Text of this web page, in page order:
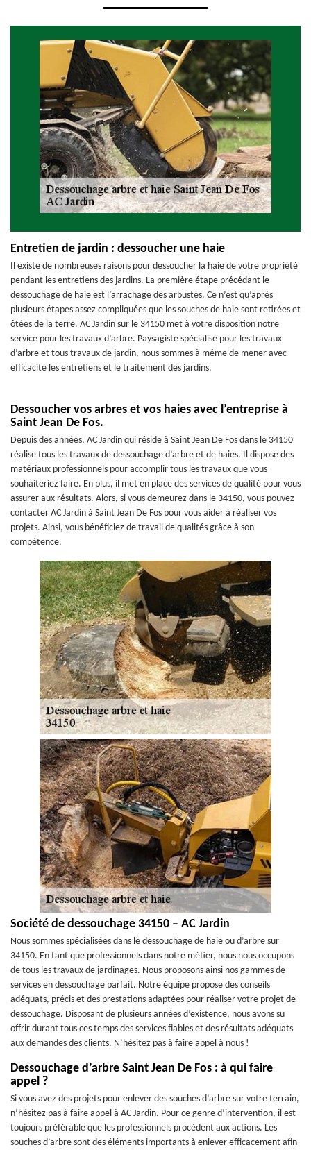
Entretien de jardin : dessoucher une haie
Il existe de nombreuses raisons pour dessoucher la haie de votre propriété
pendant les entretiens des jardins. La première étape précédant le
dessouchage de haie est l’arrachage des arbustes. Ce n’est qu’après
plusieurs étapes assez compliquées que les souches de haie sont retirées et
ôtées de la terre. AC Jardin sur le 34150 met à votre disposition notre
service pour les travaux d’arbre. Paysagiste spécialisé pour les travaux
d’arbre et tous travaux de jardin, nous sommes à même de mener avec
efficacité les entretiens et le traitement des jardins.
Dessoucher vos arbres et vos haies avec l’entreprise à
Saint Jean De Fos.
Depuis des années, AC Jardin qui réside à Saint Jean De Fos dans le 34150
réalise tous les travaux de dessouchage d’arbre et de haies. Il dispose des
matériaux professionnels pour accomplir tous les travaux que vous
souhaiteriez faire. En plus, il met en place des services de qualité pour vous
assurer aux résultats. Alors, si vous demeurez dans le 34150, vous pouvez
contacter AC Jardin à Saint Jean De Fos pour vous aider à réaliser vos
projets. Ainsi, vous bénéficiez de travail de qualités grâce à son
compétence.
Société de dessouchage 34150 – AC Jardin
Nous sommes spécialisées dans le dessouchage de haie ou d’arbre sur
34150. En tant que professionnels dans notre métier, nous nous occupons
de tous les travaux de jardinages. Nous proposons ainsi nos gammes de
services en dessouchage parfait. Notre équipe propose des conseils
adéquats, précis et des prestations adaptées pour réaliser votre projet de
dessouchage. Disposant de plusieurs années d’existence, nous avons su
offrir durant tous ces temps des services fiables et des résultats adéquats
aux demandes des clients. N’hésitez pas à faire appel à nous !
Dessouchage d’arbre Saint Jean De Fos : à qui faire
appel ?
Si vous avez des projets pour enlever des souches d’arbre sur votre terrain,
n’hésitez pas à faire appel à AC Jardin. Pour ce genre d’intervention, il est
toujours préférable que les professionnels procèdent aux actions. Les
souches d’arbre sont des éléments importants à enlever efficacement afin